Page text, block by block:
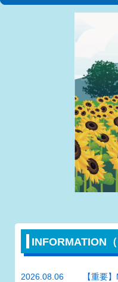
INFORMATION（
2026.08.06
【重要】